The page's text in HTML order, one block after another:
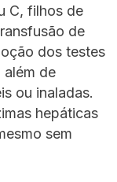
C, filhos de
de
dos testes
além de
ou inaladas.
hepáticas
sem